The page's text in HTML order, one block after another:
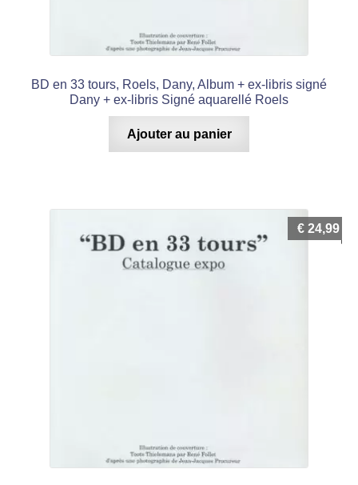
BD en 33 tours, Roels, Dany, Album + ex-libris signé
Dany + ex-libris Signé aquarellé Roels
Ajouter au panier
€ 24,99